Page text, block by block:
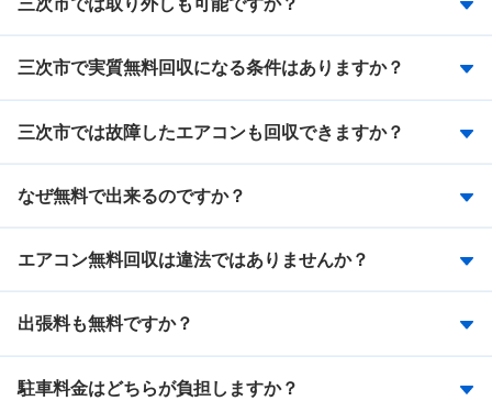
三次市で実質無料回収になる条件はありますか？
三次市では故障したエアコンも回収できますか？
なぜ無料で出来るのですか？
エアコン無料回収は違法ではありませんか？
出張料も無料ですか？
駐車料金はどちらが負担しますか？